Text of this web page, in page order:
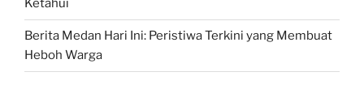
Ketahui
Berita Medan Hari Ini: Peristiwa Terkini yang Membuat
Heboh Warga